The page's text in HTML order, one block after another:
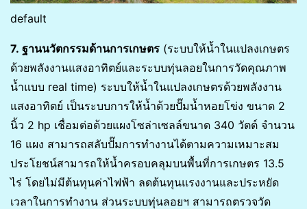
default
7. ฐานนวัตกรรมด้านการเกษตร (ระบบให้น้ำในแปลงเกษตร
ด้วยพลังงานแสงอาทิตย์และระบบทุ่นลอยในการวัดคุณภาพ
น้ำแบบ real time) ระบบให้น้ำในแปลงเกษตรด้วยพลังงาน
แสงอาทิตย์ เป็นระบบการให้น้ำด้วยปั๊มน้ำหอยโข่ง ขนาด 2
นิ้ว 2 hp เชื่อมต่อด้วยแผงโซล่าเซลล์ขนาด 340 วัตต์ จำนวน
16 แผง สามารถสลับปั๊มการทำงานได้ตามความเหมาะสม
ประโยชน์สามารถให้น้ำครอบคลุมบนพื้นที่การเกษตร 13.5
ไร่ โดยไม่มีต้นทุนค่าไฟฟ้า ลดต้นทุนแรงงานและประหยัด
เวลาในการทำงาน ส่วนระบบทุ่นลอยฯ สามารถตรวจวัด